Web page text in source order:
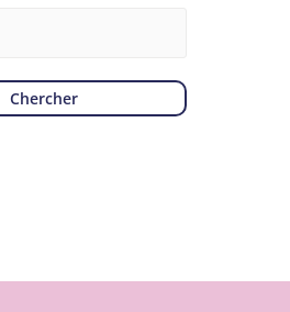
Chercher